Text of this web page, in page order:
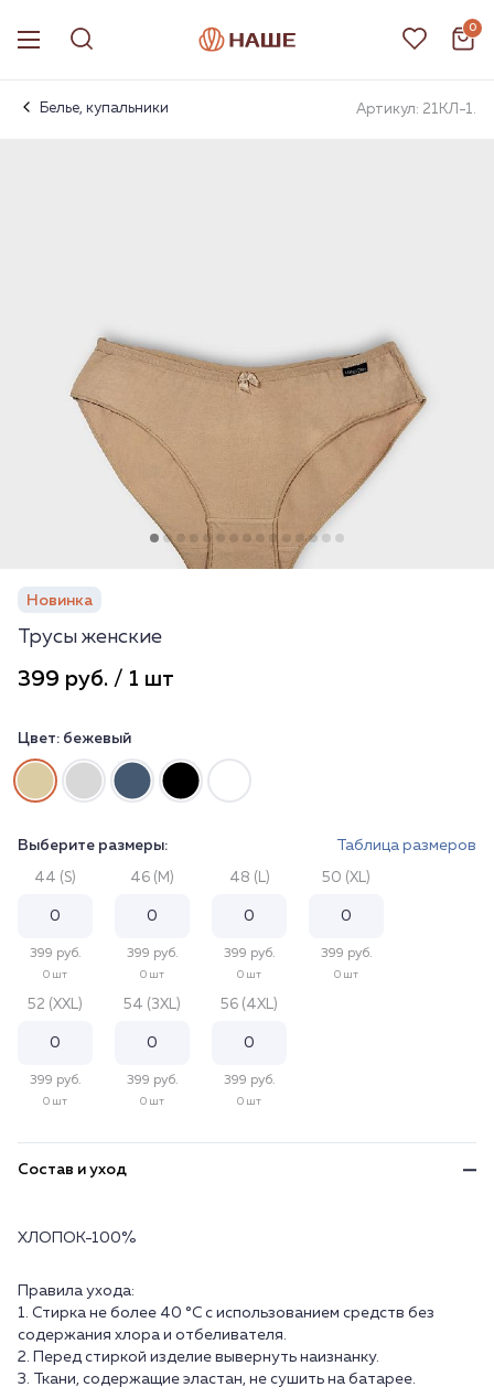
0
Белье, купальники Артикул: 21КЛ-1.
Новинка
Трусы женские
399 руб. / 1 шт
Цвет: бежевый
Выберите размеры: Таблица размеров
44 (S)
399 руб.
0 шт
46 (M)
399 руб.
0 шт
48 (L)
399 руб.
0 шт
50 (XL)
399 руб.
0 шт
52 (XXL)
399 руб.
0 шт
54 (3XL)
399 руб.
0 шт
56 (4XL)
399 руб.
0 шт
Состав и уход
ХЛОПОК-100%
Правила ухода:
1. Стирка не более 40 °C с использованием средств без
содержания хлора и отбеливателя.
2. Перед стиркой изделие вывернуть наизнанку.
3. Ткани, содержащие эластан, не сушить на батарее.